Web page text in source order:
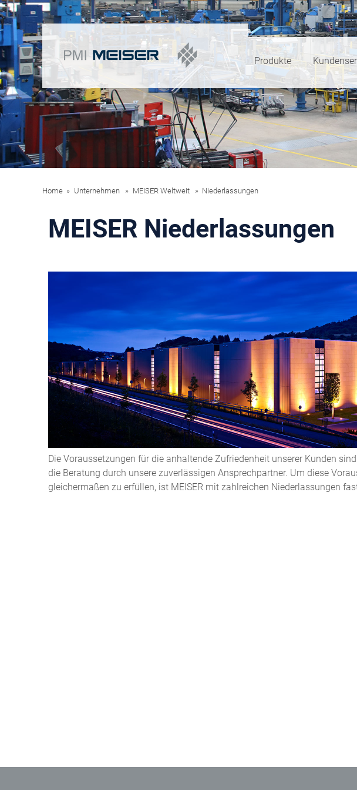
Produkte
Home Unternehmen MEISER Weltweit Niederlassungen
MEISER Niederlassungen
Die Voraussetzungen für die anhaltende Zufriedenheit unserer Kunden
die Beratung durch unsere zuverlässigen Ansprechpartner. Um diese
gleichermaßen zu erfüllen, ist MEISER mit zahlreichen Niederlassungen